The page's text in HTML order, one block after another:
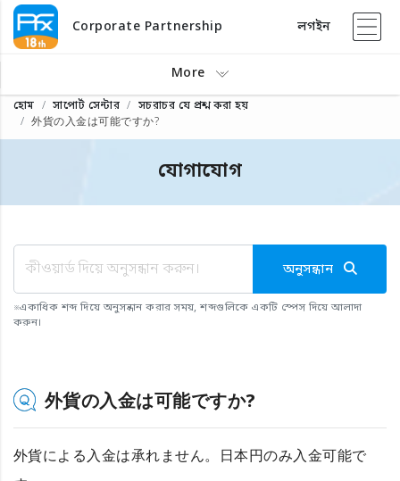
Corporate Partnership লগইন
More
হোম সাপোর্ট সেন্টার
সচরাচর যে প্রশ্ন করা হয়
外貨の入金は可能ですか?
যোগাযোগ
অনুসন্ধান
※একাধিক শব্দ দিয়ে অনুসন্ধান করার সময়, শব্দগুলিকে একটি স্পেস দিয়ে আলাদা
করুন।
外貨の入金は可能ですか?
外貨による入金は承れません。日本円のみ入金可能で